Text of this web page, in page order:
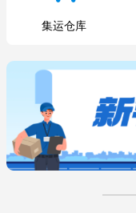
集运仓库